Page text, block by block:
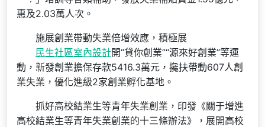
惠及2.03萬人次。
施展創業帶動失業倍增效應，積極展
民生社區室內設計開“貸你創業”“源來好創業”等運
動，新發創業擔保存款5416.3萬元，攙扶帶動607人創
業失業，優化進級2家創業孵化基地。
抓好高校結業生等青年失業創業，印發《關于增進
高校結業生等青年失業創業的十三條辦法》，展開高校